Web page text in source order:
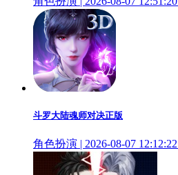
斗罗大陆魂师对决正版
角色扮演 | 2026-08-07 12:12:22